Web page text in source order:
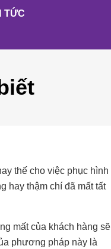
TỨC
thế cho việc phục hình
hay thậm chí đã mất tất
mất của khách hàng sẽ
phương pháp này là